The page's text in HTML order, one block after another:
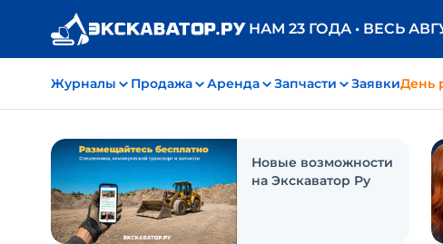
НАМ 23 ГОДА • ВЕСЬ
Журналы Продажа Аренда Запчасти ЗаявкиДень
Новые возможности
на Экскаватор Ру